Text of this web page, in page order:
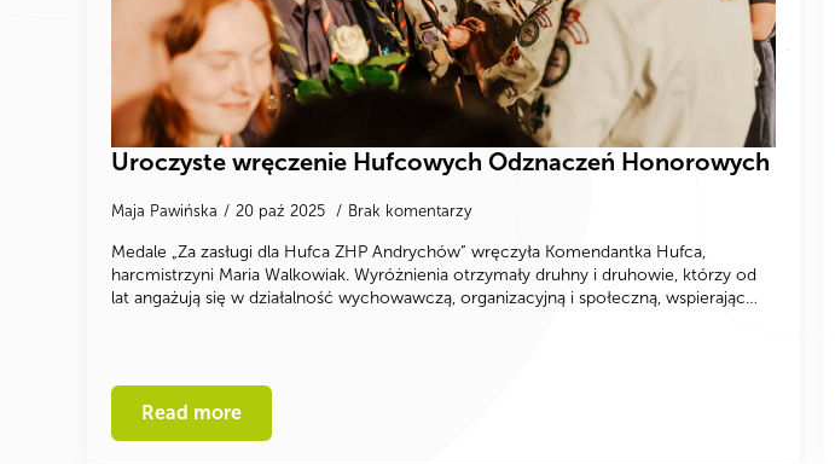
Uroczyste wręczenie Hufcowych Odznaczeń Honorowych
Maja Pawińska 20 paź 2025 Brak komentarzy
Medale „Za zasługi dla Hufca ZHP Andrychów” wręczyła Komendantka Hufca,
harcmistrzyni Maria Walkowiak. Wyróżnienia otrzymały druhny i druhowie, którzy od
lat angażują się w działalność wychowawczą, organizacyjną i społeczną, wspierając…
Read more